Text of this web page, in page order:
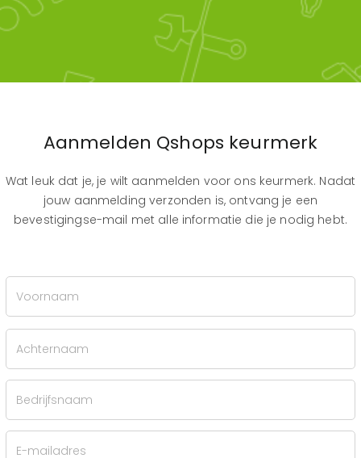
Aanmelden Qshops keurmerk
Wat leuk dat je, je wilt aanmelden voor ons keurmerk. Nadat
jouw aanmelding verzonden is, ontvang je een
bevestigingse-mail met alle informatie die je nodig hebt.